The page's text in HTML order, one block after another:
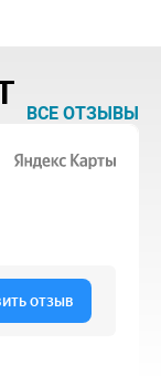
ВСЕ ОТЗЫВЫ